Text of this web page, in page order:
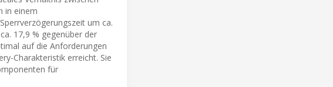
in einem
um ca.
17,9 % gegenüber der
auf die Anforderungen
Charakteristik erreicht. Sie
für